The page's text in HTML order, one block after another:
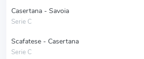
Casertana - Savoia
Serie C
Scafatese - Casertana
Serie C